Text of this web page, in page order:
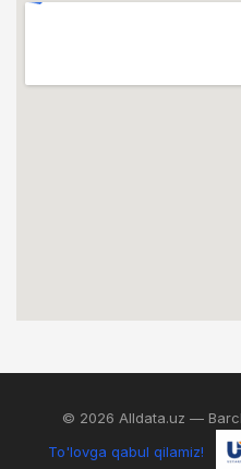
© 2026 Alldata.uz —
To'lovga qabul qilamiz!